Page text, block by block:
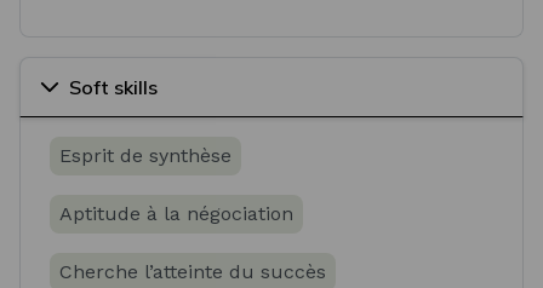
Soft skills
Esprit de synthèse
Aptitude à la négociation
Cherche l’atteinte du succès